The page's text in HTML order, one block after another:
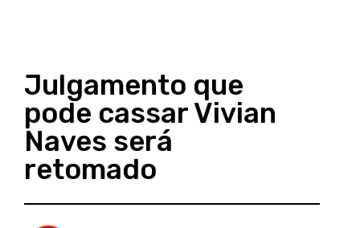
Julgamento que
pode cassar Vivian
Naves será
retomado